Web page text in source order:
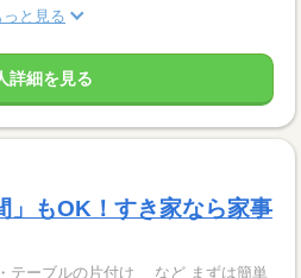
っと見る
詳細を見る
」もOK！すき家なら家事
テーブルの片付け など まずは簡単